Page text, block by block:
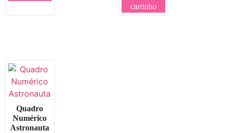
carrinho
Quadro
Numérico
Astronauta